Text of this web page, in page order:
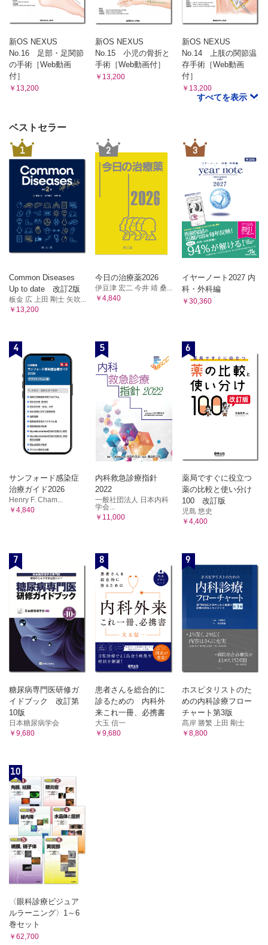
新OS NEXUS
No.16 足部・足関節
の手術［Web動画
付］
￥13,200
新OS NEXUS
No.15 小児の骨折と
手術［Web動画付］
￥13,200
新OS NEXUS
No.14 上肢の関節温
存手術［Web動画
付］
￥13,200
すべてを表示
ベストセラー
1
Common Diseases
Up to date 改訂2版
板金 広 上田 剛士 矢吹...
￥13,200
2
今日の治療薬2026
伊豆津 宏二 今井 靖 桑...
￥4,840
3
イヤーノート2027 内
科・外科編
￥30,360
4
サンフォード感染症
治療ガイド2026
Henry F. Cham...
￥4,840
5
内科救急診療指針
2022
一般社団法人 日本内科
学会...
￥11,000
6
薬局ですぐに役立つ
薬の比較と使い分け
100 改訂版
児島 悠史
￥4,400
7
糖尿病専門医研修ガ
イドブック 改訂第
10版
日本糖尿病学会
￥9,680
8
患者さんを総合的に
診るための 内科外
来これ一冊、必携書
大玉 信一
￥9,680
9
ホスピタリストのた
めの内科診療フロー
チャート第3版
髙岸 勝繁 上田 剛士
￥8,800
10
〈眼科診療ビジュア
ルラーニング〉1～6
巻セット
￥62,700